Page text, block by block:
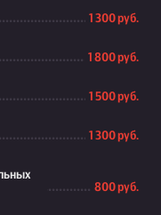
1 300 руб.
1 800 руб.
1 500 руб.
1 300 руб.
800 руб.